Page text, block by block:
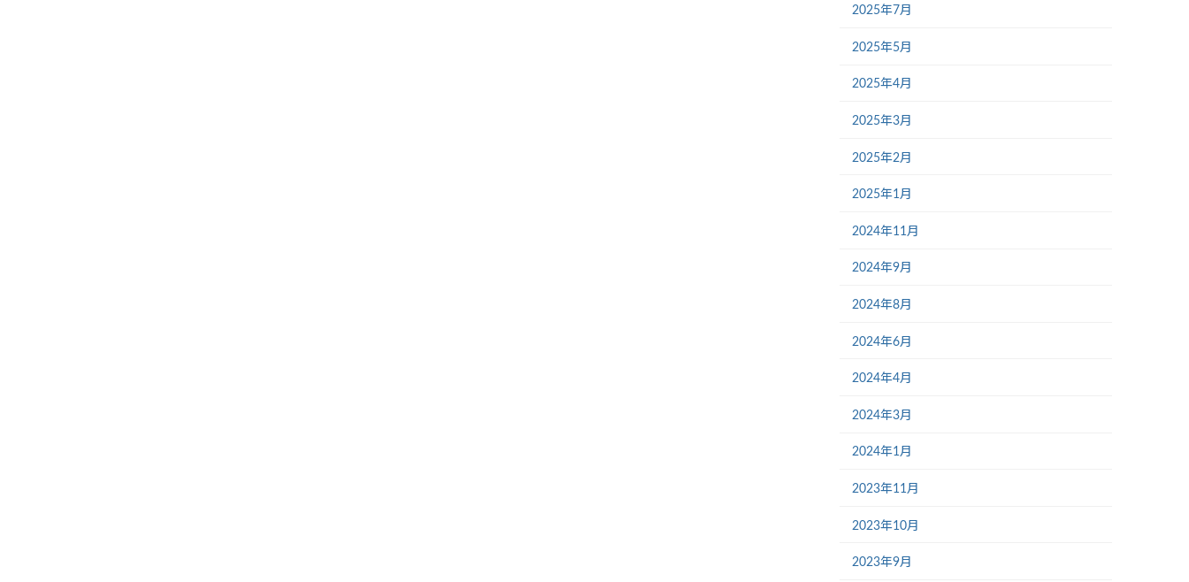
2025年7月
2025年5月
2025年4月
2025年3月
2025年2月
2025年1月
2024年11月
2024年9月
2024年8月
2024年6月
2024年4月
2024年3月
2024年1月
2023年11月
2023年10月
2023年9月